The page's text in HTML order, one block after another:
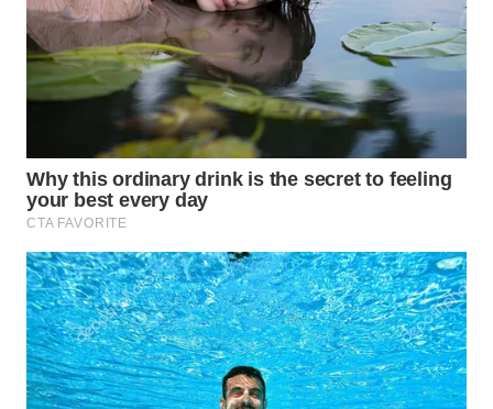
WN
SEMARANG
WN
WN
BOROBUDUR
WN
MADURA
WN
SURABAYA